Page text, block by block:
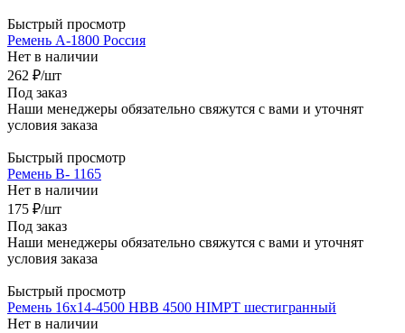
Быстрый просмотр
Ремень А-1800 Россия
Нет в наличии
262 ₽/шт
Под заказ
Наши менеджеры обязательно свяжутся с вами и уточнят
условия заказа
Быстрый просмотр
Ремень В- 1165
Нет в наличии
175 ₽/шт
Под заказ
Наши менеджеры обязательно свяжутся с вами и уточнят
условия заказа
Быстрый просмотр
Ремень 16х14-4500 НВВ 4500 HIMPT шестигранный
Нет в наличии